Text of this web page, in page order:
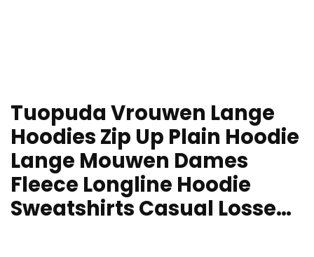
Tuopuda Vrouwen Lange
Hoodies Zip Up Plain Hoodie
Lange Mouwen Dames
Fleece Longline Hoodie
Sweatshirts Casual Losse…